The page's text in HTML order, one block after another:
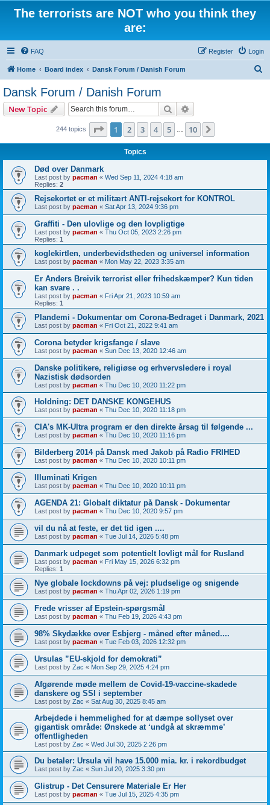
The terrorists are NOT who you think they
are:
FAQ Login
Register
Home Board index Dansk Forum / Danish Forum
Dansk Forum / Danish Forum
New Topic Search
244 topics Page 1of 10
1 2 3 4 5 10
Topics
Død over Danmark
Last post by pacman « Wed Sep 11, 2024 4:18 am
Replies: 2
Rejsekortet er et militært ANTI-rejsekort for KONTROL
Last post by pacman « Sat Apr 13, 2024 9:36 pm
Graffiti - Den ulovlige og den lovpligtige
Last post by pacman « Thu Oct 05, 2023 2:26 pm
Replies: 1
koglekirtlen, underbevidstheden og universel information
Last post by pacman « Mon May 22, 2023 3:35 am
Er Anders Breivik terrorist eller frihedskæmper? Kun tiden
kan svare . .
Last post by pacman « Fri Apr 21, 2023 10:59 am
Replies: 1
Plandemi - Dokumentar om Corona-Bedraget i Danmark, 2021
Last post by pacman « Fri Oct 21, 2022 9:41 am
Corona betyder krigsfange / slave
Last post by pacman « Sun Dec 13, 2020 12:46 am
Danske politikere, religiøse og erhvervsledere i royal
Nazistisk dødsorden
Last post by pacman « Thu Dec 10, 2020 11:22 pm
Holdning: DET DANSKE KONGEHUS
Last post by pacman « Thu Dec 10, 2020 11:18 pm
CIA's MK-Ultra program er den direkte årsag til følgende ...
Last post by pacman « Thu Dec 10, 2020 11:16 pm
Bilderberg 2014 på Dansk med Jakob på Radio FRIHED
Last post by pacman « Thu Dec 10, 2020 10:11 pm
Illuminati Krigen
Last post by pacman « Thu Dec 10, 2020 10:11 pm
AGENDA 21: Globalt diktatur på Dansk - Dokumentar
Last post by pacman « Thu Dec 10, 2020 9:57 pm
vil du nå at feste, er det tid igen ....
Last post by pacman « Tue Jul 14, 2026 5:48 pm
Danmark udpeget som potentielt lovligt mål for Rusland
Last post by pacman « Fri May 15, 2026 6:32 pm
Replies: 1
Nye globale lockdowns på vej: pludselige og snigende
Last post by pacman « Thu Apr 02, 2026 1:19 pm
Frede vrisser af Epstein-spørgsmål
Last post by pacman « Thu Feb 19, 2026 4:43 pm
98% Skydække over Esbjerg - måned efter måned....
Last post by pacman « Tue Feb 03, 2026 12:32 pm
Ursulas ”EU-skjold for demokrati”
Last post by Zac « Mon Sep 29, 2025 4:24 pm
Afgørende møde mellem de Covid-19-vaccine-skadede
danskere og SSI i september
Last post by Zac « Sat Aug 30, 2025 8:45 am
Arbejdede i hemmelighed for at dæmpe sollyset over
gigantisk område: Ønskede at ‘undgå at skræmme’
offentligheden
Last post by Zac « Wed Jul 30, 2025 2:26 pm
Du betaler: Ursula vil have 15.000 mia. kr. i rekordbudget
Last post by Zac « Sun Jul 20, 2025 3:30 pm
Glistrup - Det Censurere Materiale Er Her
Last post by pacman « Tue Jul 15, 2025 4:35 pm